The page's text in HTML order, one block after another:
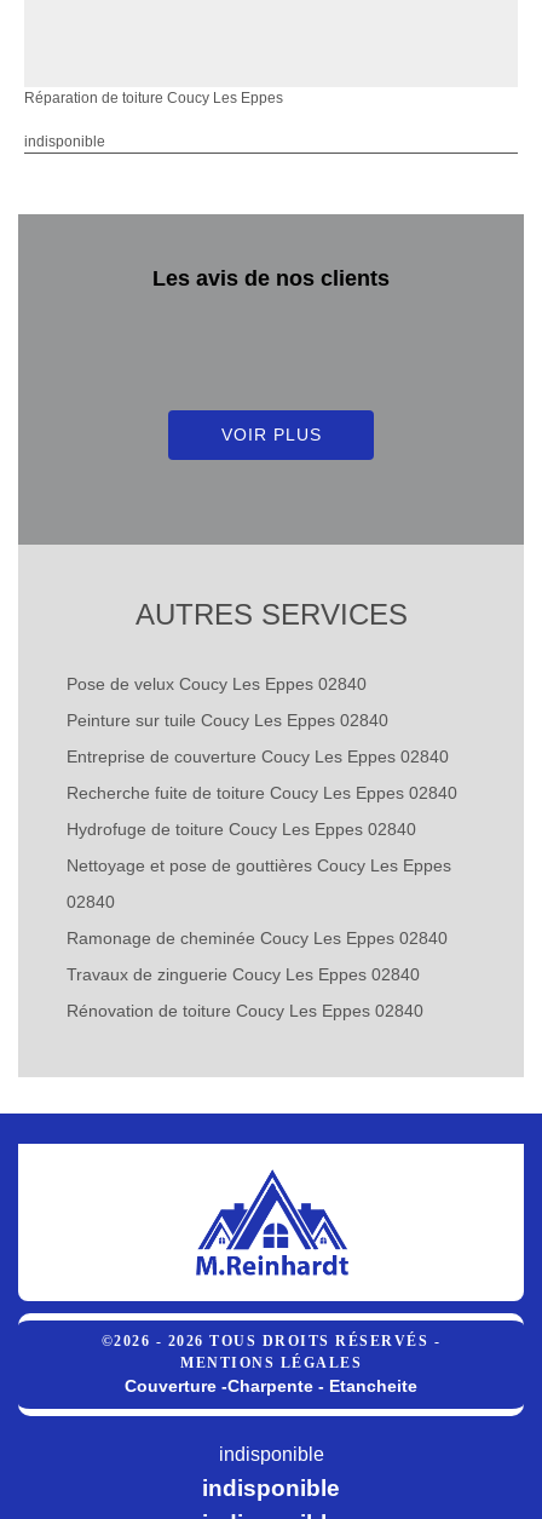
Réparation de toiture Coucy Les Eppes
indisponible
Les avis de nos clients
VOIR PLUS
AUTRES SERVICES
Pose de velux Coucy Les Eppes 02840
Peinture sur tuile Coucy Les Eppes 02840
Entreprise de couverture Coucy Les Eppes 02840
Recherche fuite de toiture Coucy Les Eppes 02840
Hydrofuge de toiture Coucy Les Eppes 02840
Nettoyage et pose de gouttières Coucy Les Eppes
02840
Ramonage de cheminée Coucy Les Eppes 02840
Travaux de zinguerie Coucy Les Eppes 02840
Rénovation de toiture Coucy Les Eppes 02840
©2026 - 2026 TOUS DROITS RÉSERVÉS -
MENTIONS LÉGALES
Couverture -Charpente - Etancheite
indisponible
indisponible